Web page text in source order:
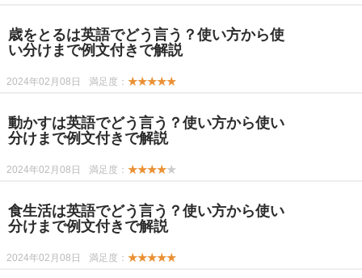
歳をとるは英語でどう言う？使い方から使
い分けまで例文付きで解説
2024年02月08日 満足度： ★★★★★
動かすは英語でどう言う？使い方から使い
分けまで例文付きで解説
2024年02月08日 満足度： ★★★★★
食生活は英語でどう言う？使い方から使い
分けまで例文付きで解説
2024年02月08日 満足度： ★★★★★